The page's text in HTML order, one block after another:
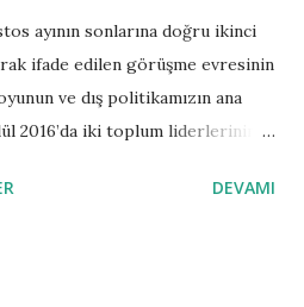
katılımıyla Cenevre
garantör ülkelerin Dışişleri
müzakere süreci başka bir
ülkelerin Dışişleri Bakanlarının
ayının sonlarına doğru ikinci
ifade edilen görüşme evresinin
ve dış politikamızın ana
2016’da iki toplum liderlerinin
sonrası basın
DEVAMI